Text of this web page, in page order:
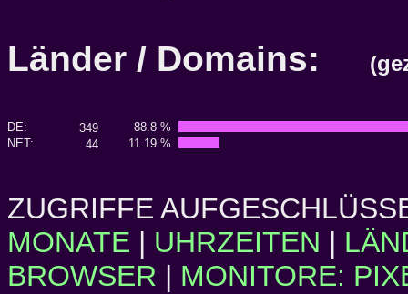
Länder / Domains:
DE: 349
88.8 %
NET:
44 11.19 %
ZUGRIFFE
MONATE | UHRZEITEN |
BROWSER | MONITORE: